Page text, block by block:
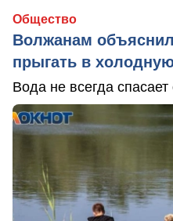
Общество
Волжанам
прыгать в
Вода не всегда